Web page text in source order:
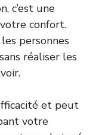
c’est une
confort.
personnes
réaliser les
et peut
votre